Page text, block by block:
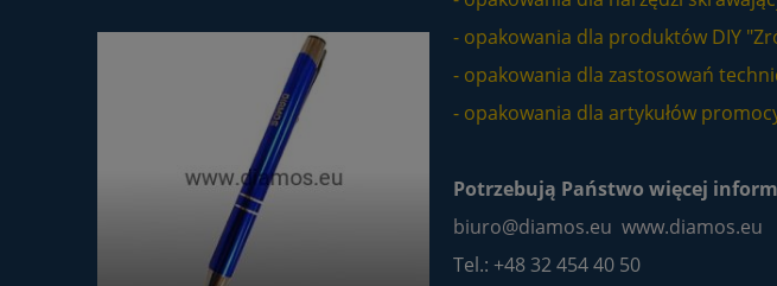
- opakowania dla produktów DIY
- opakowania dla zastosowań
- opakowania dla artykułów
Potrzebują Państwo więcej
biuro@diamos.eu www.diamos.eu
Tel.: +48 32 454 40 50